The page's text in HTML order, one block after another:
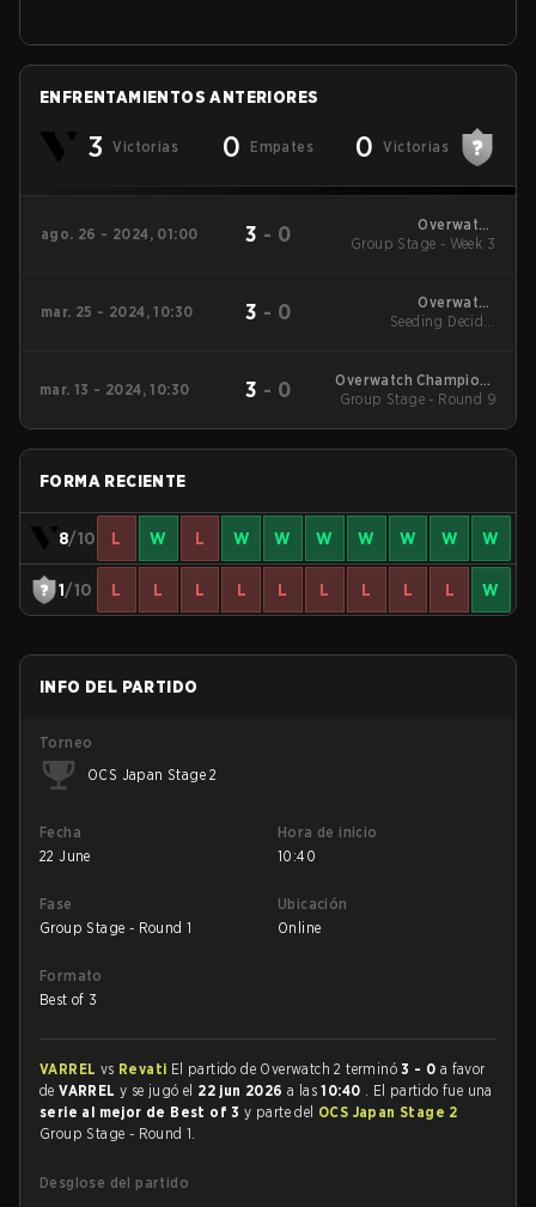
ENFRENTAMIENTOS ANTERIORES
3 Victorias 0 Empates 0 Victorias
ago. 26 - 2024, 01:00 3 - 0
Overwatch
Champions Series
Group Stage - Week 3
mar. 25 - 2024, 10:30 3 - 0
Overwatch
Champions Series
Seeding Decider
mar. 13 - 2024, 10:30
3 - 0
Overwatch Champions
Series 2024 - Stage 1
Group Stage - Round 9
FORMA RECIENTE
8/10 L W L W W W W W W W
1/10 L L L L L L L L L W
INFO DEL PARTIDO
Torneo
OCS Japan Stage 2
Fecha
22 June
Hora de inicio
10:40
Fase
Group Stage - Round 1
Ubicación
Online
Formato
Best of 3
VARREL vs Revati El partido de Overwatch 2 terminó3 - 0 a favor
deVARRELy se jugó el 22 jun 2026a las10:40 . El partido fue una
serie al mejor de Best of 3y parte del OCS Japan Stage 2
Group Stage - Round 1.
Desglose del partido